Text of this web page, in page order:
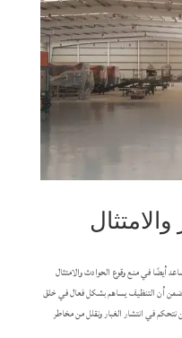
أيضًا في منع وقوع الحوادث والامتثال
أن التنظيف يساهم بشكل فعال في خلق
في انتشار الغبار ونقلل من مخاطر